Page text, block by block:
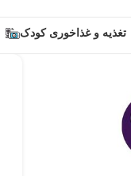
تغذیه و غذاخوری کودک